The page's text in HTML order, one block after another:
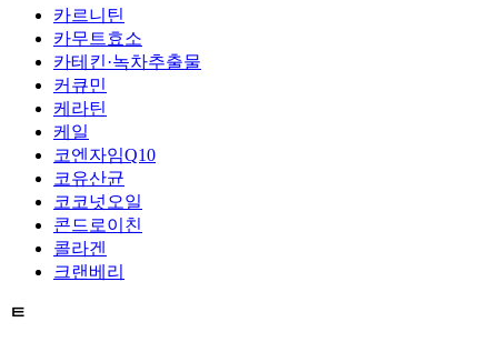
카르니틴
카무트효소
카테킨·녹차추출물
커큐민
케라틴
케일
코엔자임Q10
코유산균
코코넛오일
콘드로이친
콜라겐
크랜베리
ㅌ